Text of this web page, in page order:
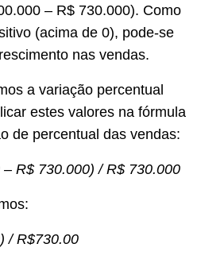
– R$ 730.000). Como
(acima de 0), pode-se
nas vendas.
a variação percentual
estes valores na fórmula
de percentual das vendas:
R$ 730.000) / R$ 730.000
/ R$730.00